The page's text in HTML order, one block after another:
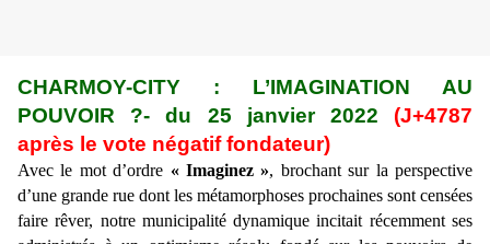
CHARMOY-CITY : L’IMAGINATION AU
POUVOIR ?- du 25 janvier 2022 (J+4787
après le vote négatif fondateur)
Avec le mot d’ordre « Imaginez », brochant sur la perspective
d’une grande rue dont les métamorphoses prochaines sont censées
faire rêver, notre municipalité dynamiqueincitait récemment ses